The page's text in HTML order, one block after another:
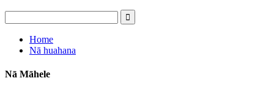
Home
Nā huahana
Nā Māhele